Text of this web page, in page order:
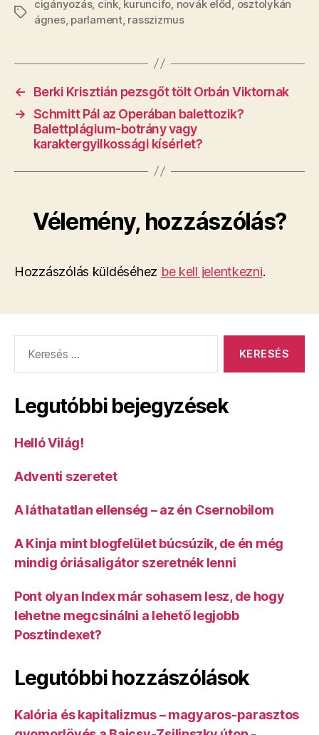
Címkék
cigányozás, cink, kuruncifo novák előd osztolykán
ágnes, parlament, rasszizmus
←
Berki Krisztián pezsgőt tölt Orbán Viktornak
→ Schmitt Pál az Operában balettozik?
Balettplágium-botrány vagy
karaktergyilkossági kísérlet?
Vélemény, hozzászólás?
Hozzászólás küldéséhez be kell jelentkezni.
Legutóbbi bejegyzések
Helló Világ!
Adventi szeretet
A láthatatlan ellenség – az én Csernobilom
A Kinja mint blogfelület búcsúzik, de én még
mindig óriásaligátor szeretnék lenni
Pont olyan Index már sohasem lesz, de hogy
lehetne megcsinálni a lehető legjobb
Posztindexet?
Legutóbbi hozzászólások
Kalória és kapitalizmus – magyaros-parasztos